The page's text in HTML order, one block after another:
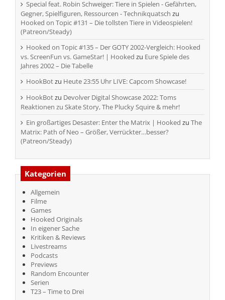
Special feat. Robin Schweiger: Tiere in Spielen - Gefährten,
Gegner, Spielfiguren, Ressourcen - Technikquatsch zu
Hooked on Topic #131 – Die tollsten Tiere in Videospielen!
(Patreon/Steady)
Hooked on Topic #135 – Der GOTY 2002-Vergleich: Hooked
vs. ScreenFun vs. GameStar! | Hooked zu Eure Spiele des
Jahres 2002 – Die Tabelle
HookBotzu Heute 23:55 Uhr LIVE: Capcom Showcase!
HookBotzu Devolver Digital Showcase 2022: Toms
Reaktionen zu Skate Story, The Plucky Squire & mehr!
Ein großartiges Desaster: Enter the Matrix | Hooked zu The
Matrix: Path of Neo – Größer, Verrückter…besser?
(Patreon/Steady)
Kategorien
Allgemein
Filme
Games
Hooked Originals
In eigener Sache
Kritiken & Reviews
Livestreams
Podcasts
Previews
Random Encounter
Serien
T23 – Time to Drei